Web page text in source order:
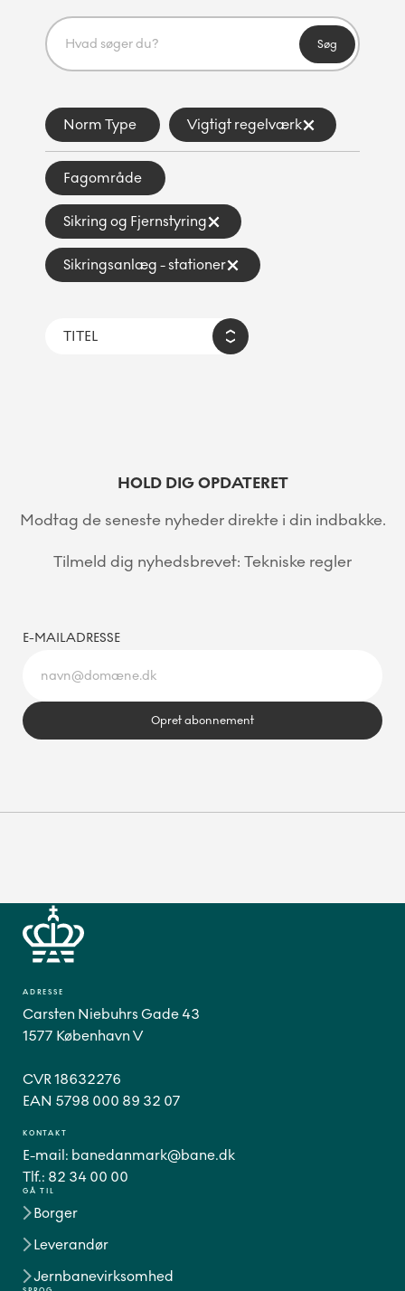
Søg
Norm Type Vigtigt regelværk
Fagområde
Sikring og Fjernstyring
Sikringsanlæg - stationer
HOLD DIG OPDATERET
Modtag de seneste nyheder direkte i din indbakke.
Tilmeld dig nyhedsbrevet: Tekniske regler
E-MAILADRESSE
Opret abonnement
GÅ TIL
Borger
Leverandør
Jernbanevirksomhed
ADRESSE
Carsten Niebuhrs Gade 43
1577 København V
CVR 18632276
EAN 5798 000 89 32 07
KONTAKT
E-mail: banedanmark@bane.dk
Tlf.: 82 34 00 00